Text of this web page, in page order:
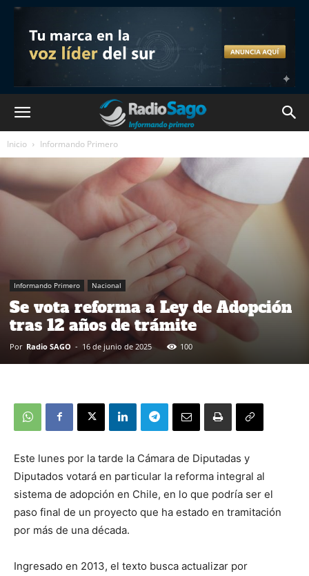
Inicio Informando Primero
Informando Primero Nacional
Se vota reforma a Ley de Adopción
tras 12 años de trámite
Por Radio SAGO - 16 de junio de 2025 100
Este lunes por la tarde la Cámara de Diputadas y
Diputados votará en particular la reforma integral al
sistema de adopción en Chile, en lo que podría ser el
paso final de un proyecto que ha estado en tramitación
por más de una década.
Ingresado en 2013, el texto busca actualizar por